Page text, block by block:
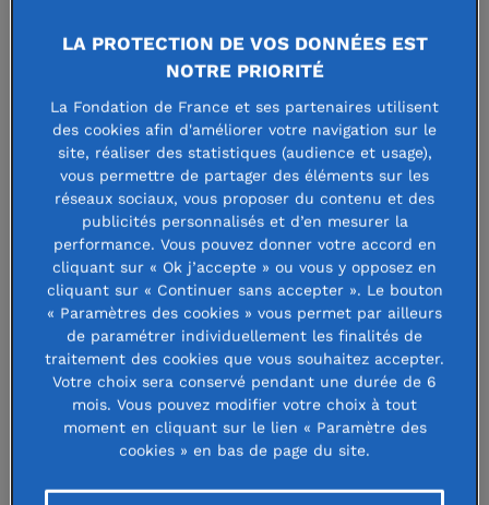
fratrie, d’un groupe d’amis . Ou encore celle
entrepreneur ou d’une entreprise
au grand groupe international –, qui souhaite aligner
sa stratégie d’entreprise, sa gouvernance et sa
démarche philanthropique, tout en mobilisant ses
salariés au-delà de son activité économique.
Avec, pour tous, la volonté d’avoir un impact positif
et durable sur la société.
À lire aussi : Fondation, fonds de dotation,
association : quelles différences ?
LA PROTECTION DE VOS DONNÉES EST
NOTRE PRIORITÉ
La Fondation de France et ses partenaires utilisent
des cookies afin d'améliorer votre navigation sur le
site, réaliser des statistiques (audience et usage),
vous permettre de partager des éléments sur les
réseaux sociaux, vous proposer du contenu et des
publicités personnalisés et d’en mesurer la
performance. Vous pouvez donner votre accord en
cliquant sur « Ok j’accepte » ou vous y opposez en
cliquant sur « Continuer sans accepter ». Le bouton
« Paramètres des cookies » vous permet par ailleurs
de paramétrer individuellement les finalités de
traitement des cookies que vous souhaitez accepter.
Votre choix sera conservé pendant une durée de 6
mois. Vous pouvez modifier votre choix à tout
moment en cliquant sur le lien « Paramètre des
cookies » en bas de page du site.